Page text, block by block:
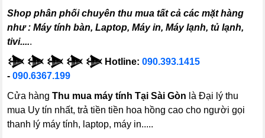
Shop phân phối chuyên thu mua tất cả các mặt hàng
như : Máy tính bàn, Laptop, Máy in, Máy lạnh, tủ lạnh,
tivi.....
𒋨 𒋨 𒋨 𒋨 𒋨 Hotline: 090.393.1415
-090.6367.199
Cửa hàngThu mua máy tính Tại Sài Gòn là Đại lý thu
mua Uy tín nhất, trả tiền tiền hoa hồng cao cho người gọi
thanh lý máy tính, laptop, máy in.....